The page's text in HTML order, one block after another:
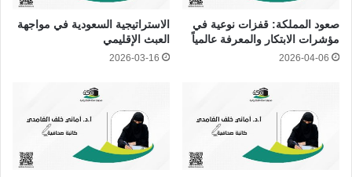
صعود المملكة: قفزات نوعية في
مؤشرات الابتكار والمعرفة عالمياً
2026-04-06
الاستراتيجية السعودية في مواجهة
العبث الإقليمي
2026-03-16